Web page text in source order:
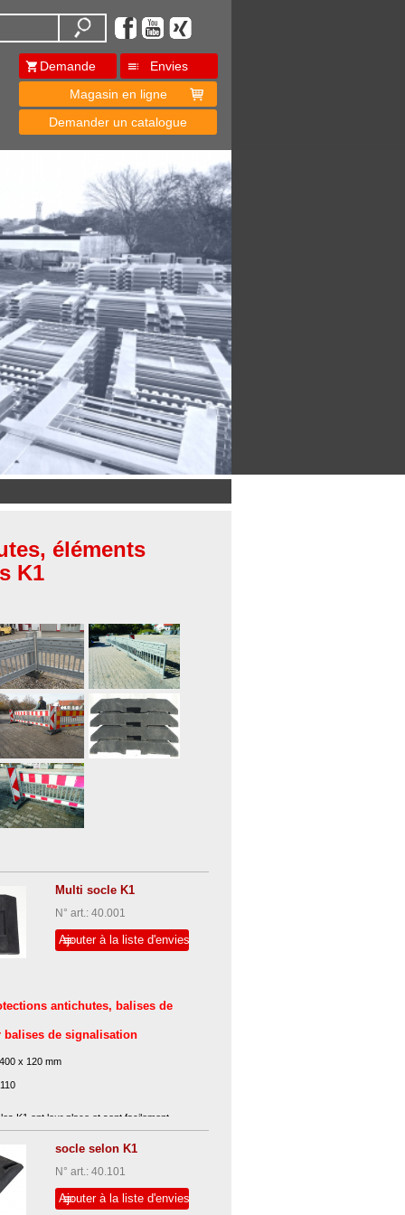
Demande
Envies
Magasin en ligne
Demander un catalogue
éléments
K1
K1
avec
et
de
K1 mis en
place
longitudinalement
socles K1
assemblage
guidage
au
socle K1
Multi socle K1
N° art.: 40.001
Ajouter à la liste d'envies
antichutes, balises de
balises de signalisation
x 120 mm
K1 ont leur place et sont facilement
KP 22 M - L. Leur particularité est
longitudinalement ou transversalement
ou les clôtures de chantier.
peuvent être montées alignées
sur les nouveaux Multi
socle selon K1
N° art.: 40.101
Ajouter à la liste d'envies